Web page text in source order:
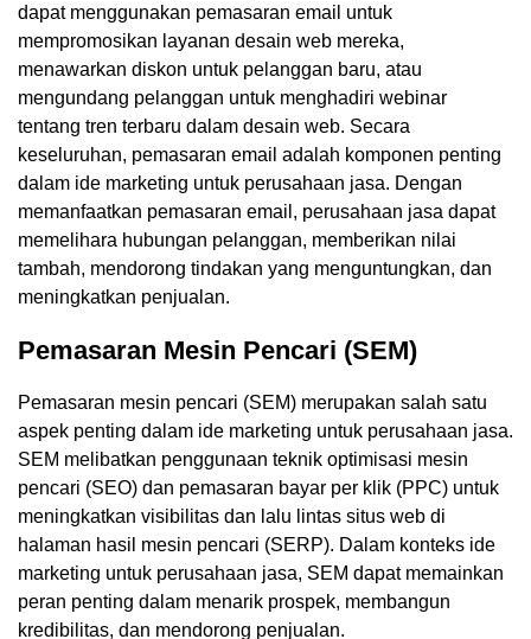
dapat menggunakan pemasaran email untuk
mempromosikan layanan desain web mereka,
menawarkan diskon untuk pelanggan baru, atau
mengundang pelanggan untuk menghadiri webinar
tentang tren terbaru dalam desain web. Secara
keseluruhan, pemasaran email adalah komponen penting
dalam ide marketing untuk perusahaan jasa. Dengan
memanfaatkan pemasaran email, perusahaan jasa dapat
memelihara hubungan pelanggan, memberikan nilai
tambah, mendorong tindakan yang menguntungkan, dan
meningkatkan penjualan.
Pemasaran Mesin Pencari (SEM)
Pemasaran mesin pencari (SEM) merupakan salah satu
aspek penting dalam ide marketing untuk perusahaan jasa.
SEM melibatkan penggunaan teknik optimisasi mesin
pencari (SEO) dan pemasaran bayar per klik (PPC) untuk
meningkatkan visibilitas dan lalu lintas situs web di
halaman hasil mesin pencari (SERP). Dalam konteks ide
marketing untuk perusahaan jasa, SEM dapat memainkan
peran penting dalam menarik prospek, membangun
kredibilitas, dan mendorong penjualan.